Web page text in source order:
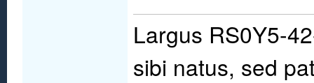
Largus RS0Y5-
sibi natus, sed